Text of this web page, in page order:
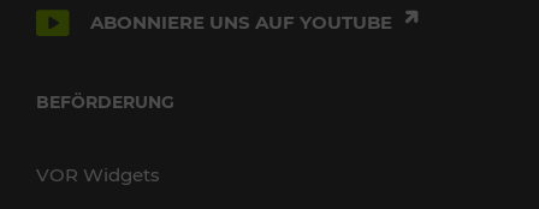
ABONNIERE UNS AUF YOUTUBE
BEFÖRDERUNG
VOR Widgets